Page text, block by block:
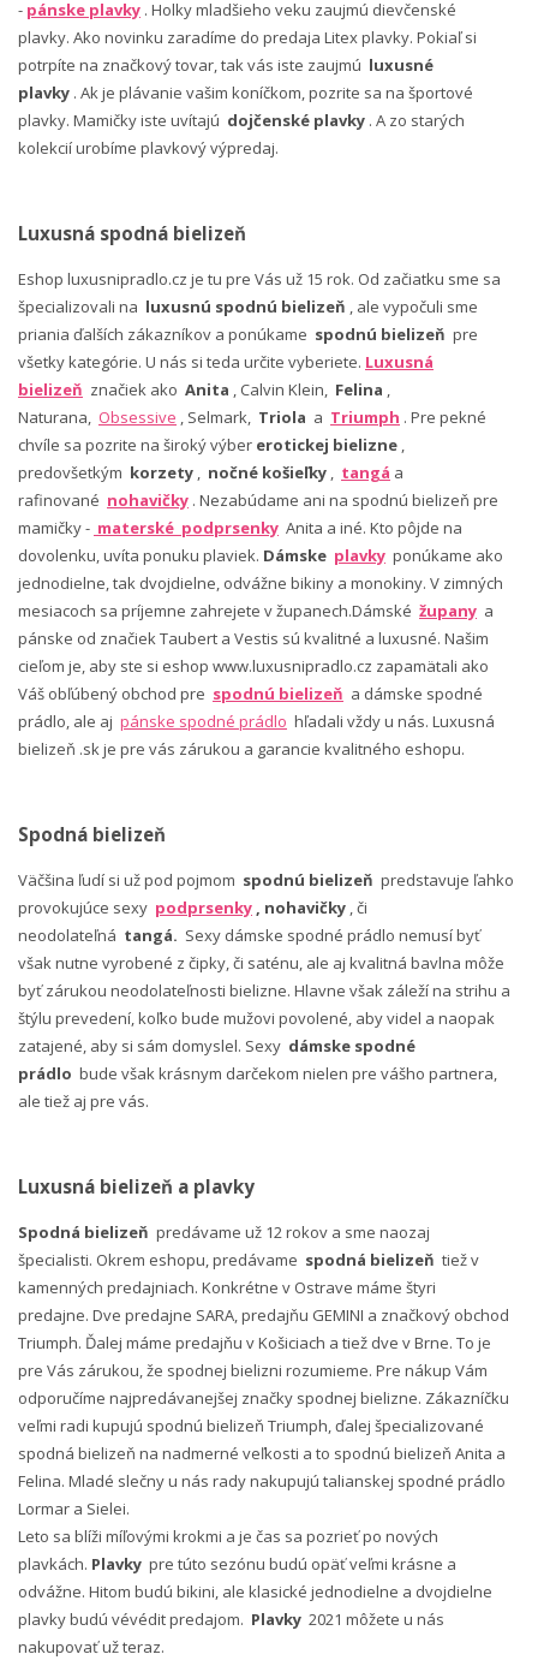
- pánske plavky . Holky mladšieho veku zaujmú dievčenské
plavky. Ako novinku zaradíme do predaja Litex plavky. Pokiaľ si
potrpíte na značkový tovar, tak vás iste zaujmú luxusné
plavky . Ak je plávanie vašim koníčkom, pozrite sa na športové
plavky. Mamičky iste uvítajú dojčenské plavky . A zo starých
kolekcií urobíme plavkový výpredaj.
Luxusná spodná bielizeň
Eshop luxusnipradlo.cz je tu pre Vás už 15 rok. Od začiatku sme sa
špecializovali na luxusnú spodnú bielizeň , ale vypočuli sme
priania ďalších zákazníkov a ponúkame spodnú bielizeň pre
všetky kategórie. U nás si teda určite vyberiete. Luxusná
bielizeň značiek ako Anita , Calvin Klein, Felina ,
Naturana, Obsessive , Selmark, Triola a Triumph . Pre pekné
chvíle sa pozrite na široký výber erotickej bielizne ,
predovšetkým korzety , nočné košieľky , tangá a
rafinované nohavičky . Nezabúdame ani na spodnú bielizeň pre
mamičky - materské podprsenky Anita a iné. Kto pôjde na
dovolenku, uvíta ponuku plaviek. Dámske plavky ponúkame ako
jednodielne, tak dvojdielne, odvážne bikiny a monokiny. V zimných
mesiacoch sa príjemne zahrejete v županech.Dámské župany a
pánske od značiek Taubert a Vestis sú kvalitné a luxusné. Našim
cieľom je, aby ste si eshop www.luxusnipradlo.cz zapamätali ako
Váš obľúbený obchod pre spodnú bielizeň a dámske spodné
prádlo, ale aj pánske spodné prádlo hľadali vždy u nás. Luxusná
bielizeň .sk je pre vás zárukou a garancie kvalitného eshopu.
Spodná bielizeň
Väčšina ľudí si už pod pojmom spodnú bielizeň predstavuje ľahko
provokujúce sexy podprsenky , nohavičky , či
neodolateľná tangá. Sexy dámske spodné prádlo nemusí byť
však nutne vyrobené z čipky, či saténu, ale aj kvalitná bavlna môže
byť zárukou neodolateľnosti bielizne. Hlavne však záleží na strihu a
štýlu prevedení, koľko bude mužovi povolené, aby videl a naopak
zatajené, aby si sám domyslel. Sexy dámske spodné
prádlo bude však krásnym darčekom nielen pre vášho partnera,
ale tiež aj pre vás.
Luxusná bielizeň a plavky
Spodná bielizeň predávame už 12 rokov a sme naozaj
špecialisti. Okrem eshopu, predávame spodná bielizeň tiež v
kamenných predajniach. Konkrétne v Ostrave máme štyri
predajne. Dve predajne SARA, predajňu GEMINI a značkový obchod
Triumph. Ďalej máme predajňu v Košiciach a tiež dve v Brne. To je
pre Vás zárukou, že spodnej bielizni rozumieme. Pre nákup Vám
odporučíme najpredávanejšej značky spodnej bielizne. Zákazníčku
veľmi radi kupujú spodnú bielizeň Triumph, ďalej špecializované
spodná bielizeň na nadmerné veľkosti a to spodnú bielizeň Anita a
Felina. Mladé slečny u nás rady nakupujú talianskej spodné prádlo
Lormar a Sielei.
Leto sa blíži míľovými krokmi a je čas sa pozrieť po nových
plavkách. Plavky pre túto sezónu budú opäť veľmi krásne a
odvážne. Hitom budú bikini, ale klasické jednodielne a dvojdielne
plavky budú vévédit predajom. Plavky 2021 môžete u nás
nakupovať už teraz.